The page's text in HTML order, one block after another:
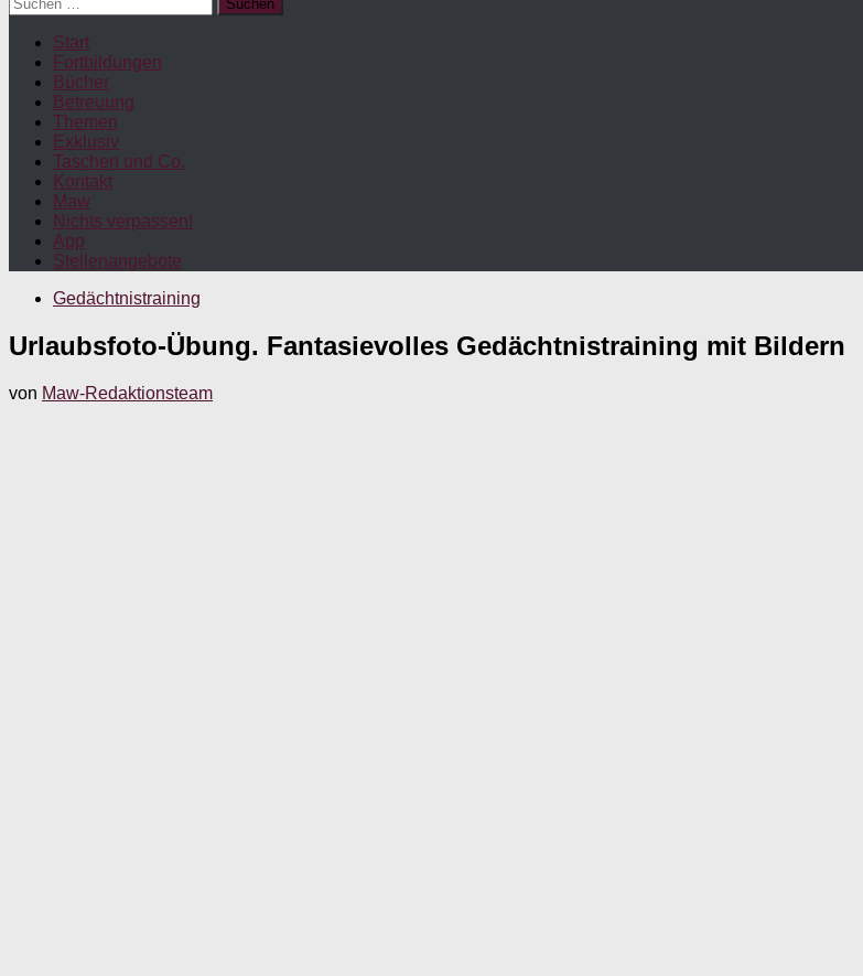
nach:
Start
Fortbildungen
Bücher
Betreuung
Themen
Exklusiv
Taschen und Co.
Kontakt
Maw
Nichts verpassen!
App
Stellenangebote
Gedächtnistraining
Urlaubsfoto-Übung. Fantasievolles Gedächtnistraining mit Bildern
von Maw-Redaktionsteam